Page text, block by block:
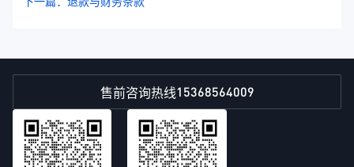
售前咨询热线15368564009